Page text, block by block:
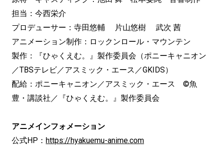
担当：今西栄介
プロデューサー：寺田悠輔 片山悠樹 武次 茜
アニメーション制作：ロックンロール・マウンテン
製作：『ひゃくえむ。』製作委員会（ポニーキャニオン
／TBSテレビ／アスミック・エース／GKIDS）
配給：ポニーキャニオン／アスミック・エース ©魚
豊・講談社／『ひゃくえむ。』製作委員会
アニメインフォメーション
公式HP： https://hyakuemu-anime.com